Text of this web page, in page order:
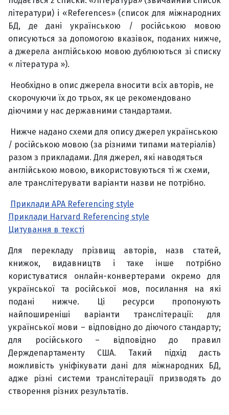
літератури) і «References» (список для міжнародних
БД, де дані українською / російською мовою
описуються за допомогою вказівок, поданих нижче,
а джерела англійською мовою дублюються зі списку
« література »).
Необхідно в опис джерела вносити всіх авторів, не
скорочуючи їх до трьох, як це рекомендовано
діючими у нас державними стандартами.
Нижче надано схеми для опису джерел українською
/ російською мовою (за різними типами матеріалів)
разом з прикладами. Для джерел, які наводяться
англійською мовою, використовуються ті ж схеми,
але транслітерувати варіанти назви не потрібно.
Приклади APA Referencing style
Приклади Harvard Referencing style
Цитування в тексті
Для перекладу прізвищ авторів, назв статей,
книжок, видавництв і таке інше потрібно
користуватися онлайн-конвертерами окремо для
української та російської мов, посилання на які
подані нижче. Ці ресурси пропонують
найпоширеніші варіанти транслітерації: для
української мови – відповідно до діючого стандарту;
для російського – відповідно до правил
Держдепартаменту США. Такий підхід дасть
можливість уніфікувати дані для міжнародних БД,
адже різні системи транслітерації призводять до
створення різних результатів.